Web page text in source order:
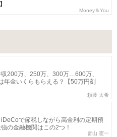
Money＆You
収200万、250万、300万…600万、
年金いくらもらえる？【50万円刻
頼藤 太希
iDeCoで節税しながら高金利の定期預
の金融機関はこの2つ！
畠山 憲一